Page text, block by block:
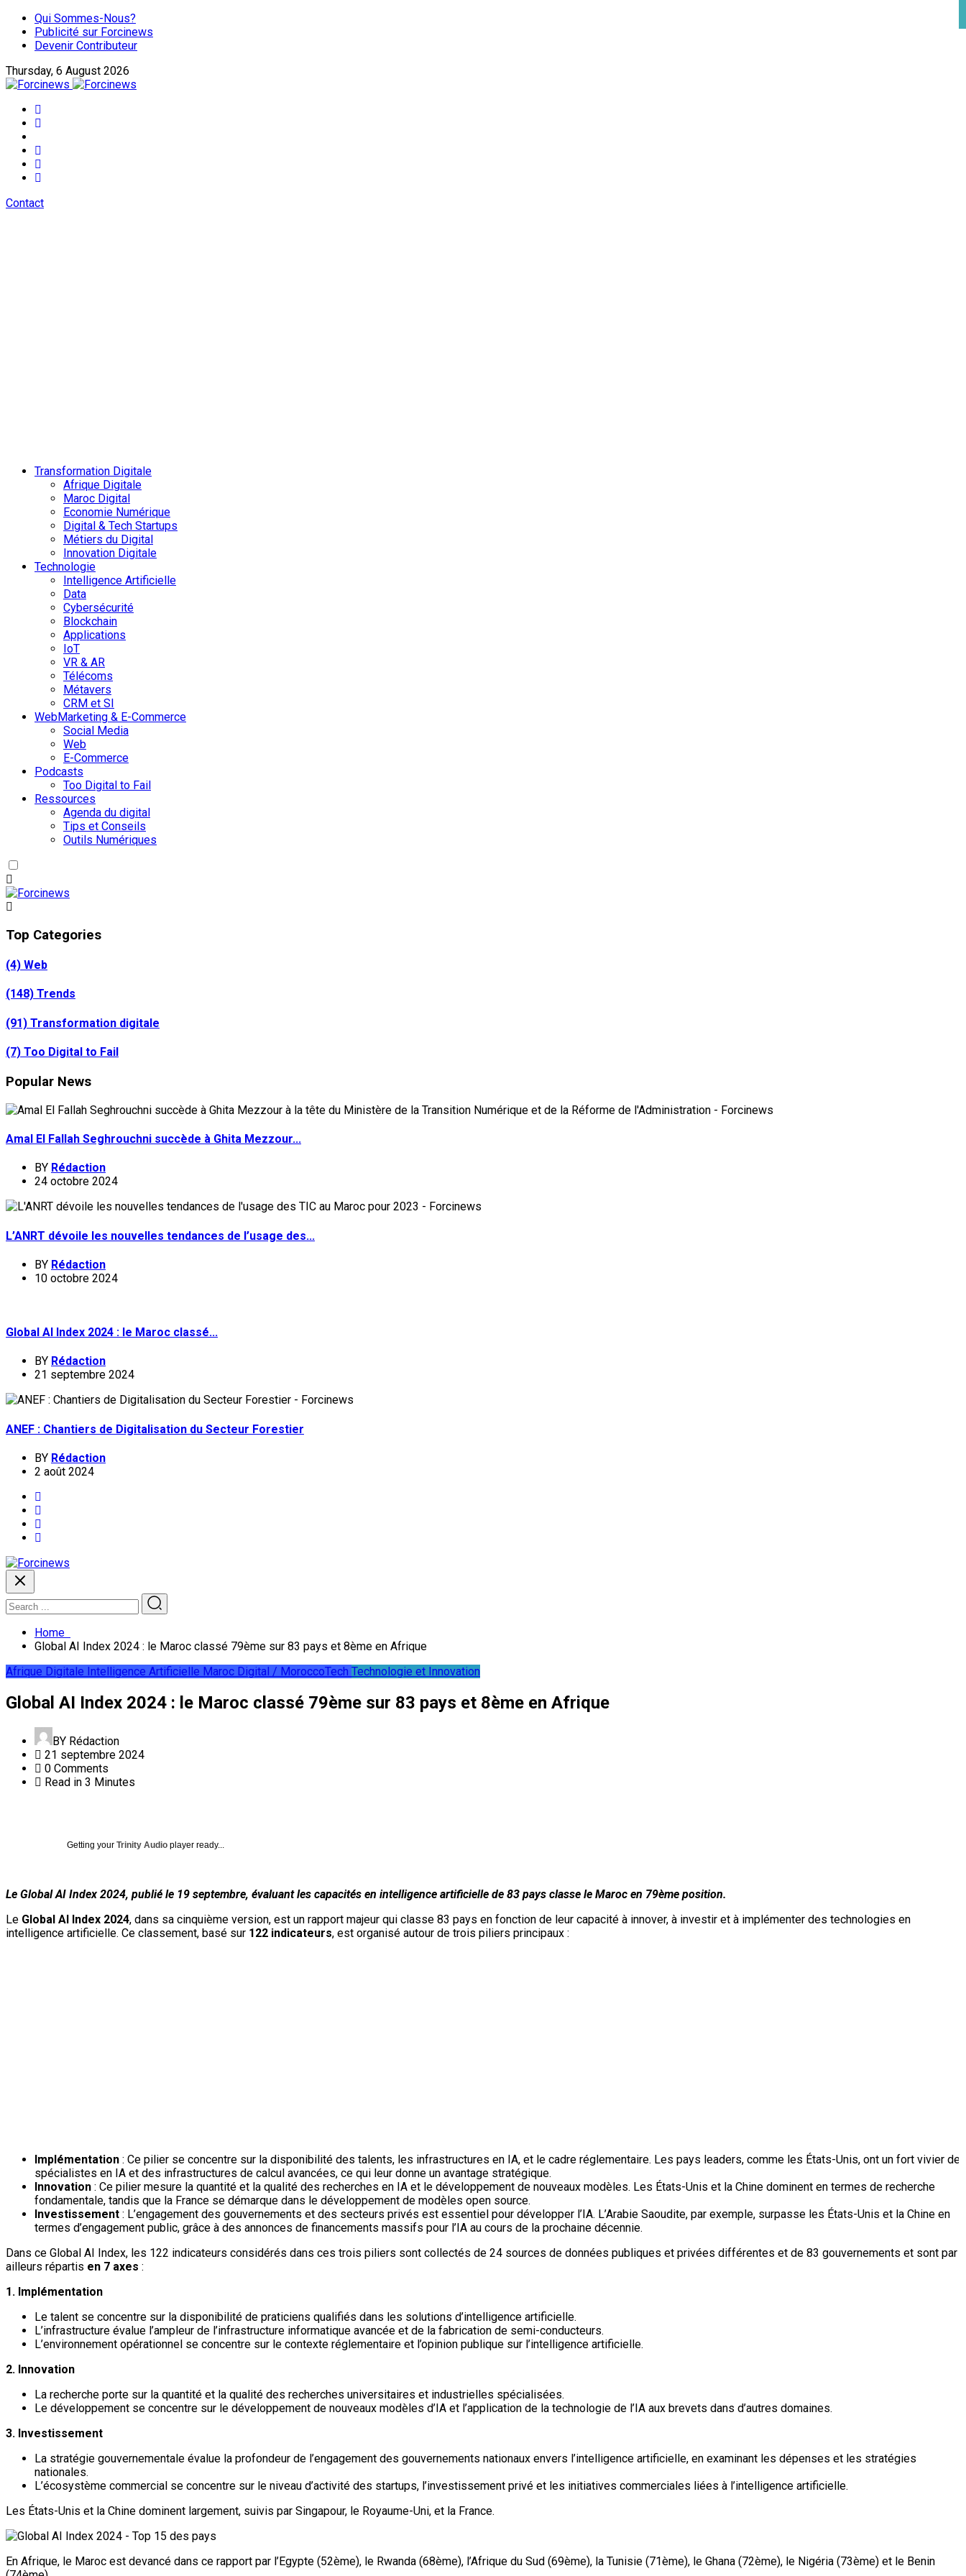
Qui Sommes-Nous?
Publicité sur Forcinews
Devenir Contributeur
Thursday, 6 August 2026
Contact
Transformation Digitale
Afrique Digitale
Maroc Digital
Economie Numérique
Digital & Tech Startups
Métiers du Digital
Innovation Digitale
Technologie
Intelligence Artificielle
Data
Cybersécurité
Blockchain
Applications
IoT
VR & AR
Télécoms
Métavers
CRM et SI
WebMarketing & E-Commerce
Social Media
Web
E-Commerce
Podcasts
Too Digital to Fail
Ressources
Agenda du digital
Tips et Conseils
Outils Numériques
Top Categories
(4) Web
(148) Trends
(91) Transformation digitale
(7) Too Digital to Fail
Popular News
Amal El Fallah Seghrouchni succède à Ghita Mezzour...
BY Rédaction
24 octobre 2024
L’ANRT dévoile les nouvelles tendances de l’usage des...
BY Rédaction
10 octobre 2024
Global AI Index 2024 : le Maroc classé...
BY Rédaction
21 septembre 2024
ANEF : Chantiers de Digitalisation du Secteur Forestier
BY Rédaction
2 août 2024
Home
Global AI Index 2024 : le Maroc classé 79ème sur 83 pays et 8ème en Afrique
Afrique Digitale Intelligence Artificielle Maroc Digital / MoroccoTech Technologie et Innovation
Global AI Index 2024 : le Maroc classé 79ème sur 83 pays et 8ème en Afrique
BY Rédaction
21 septembre 2024
0 Comments
Read in 3 Minutes
Getting your Trinity Audio player ready...
Le Global AI Index 2024, publié le 19 septembre, évaluant les capacités en intelligence artificielle de 83 pays classe le Maroc en 79ème position.
Le Global AI Index 2024, dans sa cinquième version, est un rapport majeur qui classe 83 pays en fonction de leur capacité à innover, à investir et à implémenter des technologies en
intelligence artificielle. Ce classement, basé sur 122 indicateurs, est organisé autour de trois piliers principaux :
Implémentation : Ce pilier se concentre sur la disponibilité des talents, les infrastructures en IA, et le cadre réglementaire. Les pays leaders, comme les États-Unis, ont un fort vivier de
spécialistes en IA et des infrastructures de calcul avancées, ce qui leur donne un avantage stratégique.
Innovation : Ce pilier mesure la quantité et la qualité des recherches en IA et le développement de nouveaux modèles. Les États-Unis et la Chine dominent en termes de recherche
fondamentale, tandis que la France se démarque dans le développement de modèles open source.
Investissement : L’engagement des gouvernements et des secteurs privés est essentiel pour développer l’IA. L’Arabie Saoudite, par exemple, surpasse les États-Unis et la Chine en
termes d’engagement public, grâce à des annonces de financements massifs pour l’IA au cours de la prochaine décennie.
Dans ce Global AI Index, les 122 indicateurs considérés dans ces trois piliers sont collectés de 24 sources de données publiques et privées différentes et de 83 gouvernements et sont par
ailleurs répartis en 7 axes :
1. Implémentation
Le talent se concentre sur la disponibilité de praticiens qualifiés dans les solutions d’intelligence artificielle.
L’infrastructure évalue l’ampleur de l’infrastructure informatique avancée et de la fabrication de semi-conducteurs.
L’environnement opérationnel se concentre sur le contexte réglementaire et l’opinion publique sur l’intelligence artificielle.
2. Innovation
La recherche porte sur la quantité et la qualité des recherches universitaires et industrielles spécialisées.
Le développement se concentre sur le développement de nouveaux modèles d’IA et l’application de la technologie de l’IA aux brevets dans d’autres domaines.
3. Investissement
La stratégie gouvernementale évalue la profondeur de l’engagement des gouvernements nationaux envers l’intelligence artificielle, en examinant les dépenses et les stratégies
nationales.
L’écosystème commercial se concentre sur le niveau d’activité des startups, l’investissement privé et les initiatives commerciales liées à l’intelligence artificielle.
Les États-Unis et la Chine dominent largement, suivis par Singapour, le Royaume-Uni, et la France.
En Afrique, le Maroc est devancé dans ce rapport par l’Egypte (52ème), le Rwanda (68ème), l’Afrique du Sud (69ème), la Tunisie (71ème), le Ghana (72ème), le Nigéria (73ème) et le Benin